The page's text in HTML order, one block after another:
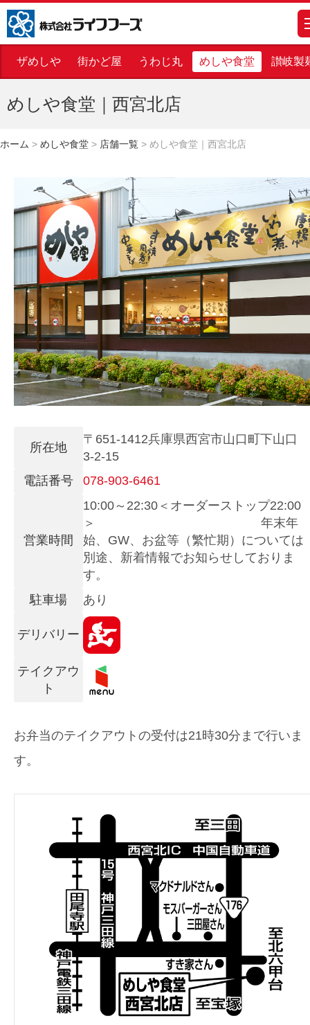
株式会社ライフフーズ
ザめしや 街かど屋 うわじ丸 めしや食堂 讃岐製
めしや食堂｜西宮北店
ホーム > めしや食堂 > 店舗一覧 > めしや食堂｜西宮北店
所在地
〒651-1412兵庫県西宮市山口町下山口
3-2-15
電話番号
078-903-6461
営業時間
10:00～22:30＜オーダーストップ22:00
＞ 年末年
始、GW、お盆等（繁忙期）については
別途、新着情報でお知らせしておりま
す。
駐車場
あり
デリバリー
テイクアウ
ト
お弁当のテイクアウトの受付は21時30分まで行いま
す。